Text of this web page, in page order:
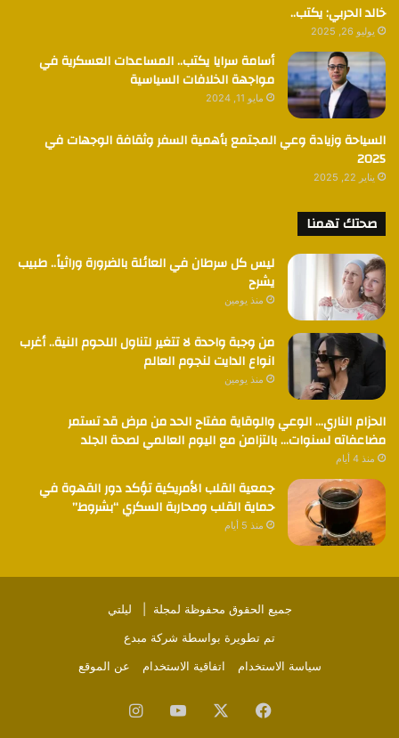
خالد الحربي: يكتب..
يوليو 26, 2025
أسامة سرايا يكتب.. المساعدات العسكرية في
مواجهة الخلافات السياسية
مايو 11, 2024
السياحة وزيادة وعي المجتمع بأهمية السفر وثقافة الوجهات في
2025
يناير 22, 2025
صحتك تهمنا
ليس كل سرطان في العائلة بالضرورة وراثياً.. طبيب
يشرح
منذ يومين
من وجبة واحدة لا تتغير لتناول اللحوم النية.. أغرب
انواع الدايت لنجوم العالم
منذ يومين
الحزام الناري… الوعي والوقاية مفتاح الحد من مرض قد تستمر
مضاعفاته لسنوات… بالتزامن مع اليوم العالمي لصحة الجلد
منذ 4 أيام
جمعية القلب الأمريكية تؤكد دور القهوة في
حماية القلب ومحاربة السكري “بشروط”
منذ 5 أيام
جميع الحقوق محفوظة لمجلة | ليلتي
تم تطويرة بواسطة شركة مبدع
سياسة الاستخدام
اتفاقية الاستخدام عن الموقع
فيسبوك ‫YouTubeانستقرام